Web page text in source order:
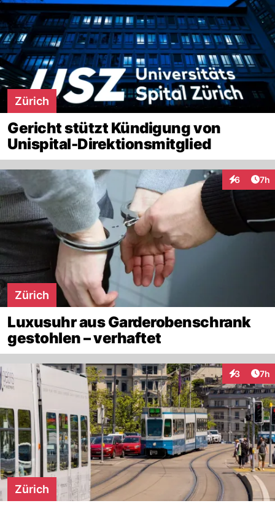
Zürich
Gericht stützt Kündigung von
Unispital-Direktionsmitglied
6 7h
Zürich
Luxusuhr aus Garderobenschrank
gestohlen – verhaftet
3 7h
Zürich